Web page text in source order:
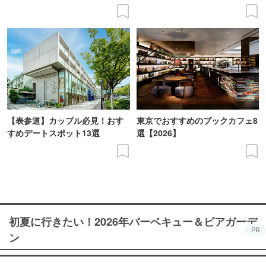
【表参道】カップル必見！おす
すめデートスポット13選
東京でおすすめのブックカフェ8
選【2026】
初夏に行きたい！2026年バーベキュー＆ビアガーデ
ン
PR